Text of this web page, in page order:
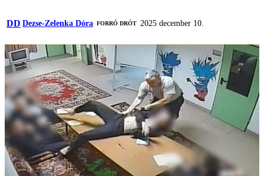
DD Dezse-Zelenka Dóra FORRÓ DRÓT 2025 december 10.